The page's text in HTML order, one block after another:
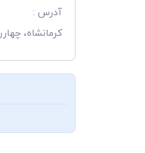
آدرس :
کرمانشاه،